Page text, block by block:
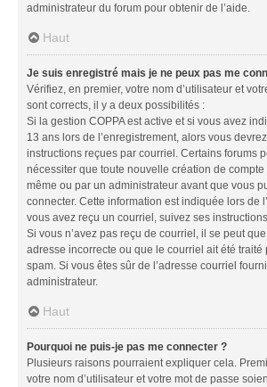
administrateur du forum pour obtenir de l’aide.
Haut
Je suis enregistré mais je ne peux pas me
Vérifiez, en premier, votre nom d’utilisateur et
sont corrects, il y a deux possibilités :
Si la gestion COPPA est active et si vous avez
13 ans lors de l’enregistrement, alors vous
instructions reçues par courriel. Certains forums
nécessiter que toute nouvelle création de
même ou par un administrateur avant que vous
connecter. Cette information est indiquée lors de
vous avez reçu un courriel, suivez ses
Si vous n’avez pas reçu de courriel, il se peut
adresse incorrecte ou que le courriel ait été traité
spam. Si vous êtes sûr de l’adresse courriel
administrateur.
Haut
Pourquoi ne puis-je pas me connecter ?
Plusieurs raisons pourraient expliquer cela.
votre nom d’utilisateur et votre mot de passe